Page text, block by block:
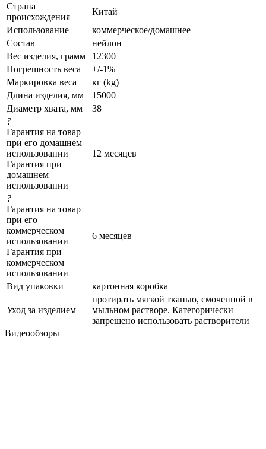
Страна
происхождения
Китай
Использование
коммерческое/домашнее
Состав
нейлон
Вес изделия, грамм
12300
Погрешность веса
+/-1%
Маркировка веса
кг (kg)
Длина изделия, мм
15000
Диаметр хвата, мм
38
?
Гарантия на товар
при его домашнем
использовании
Гарантия при
домашнем
использовании
12 месяцев
?
Гарантия на товар
при его
коммерческом
использовании
Гарантия при
коммерческом
использовании
6 месяцев
Вид упаковки картонная коробка
Уход за изделием
протирать мягкой тканью, смоченной в
мыльном растворе. Категорически
запрещено использовать растворители
Видеообзоры